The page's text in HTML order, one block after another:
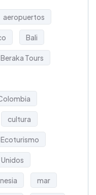
aeropuertos
Bali
Beraka Tours
cultura
Ecoturismo
mar